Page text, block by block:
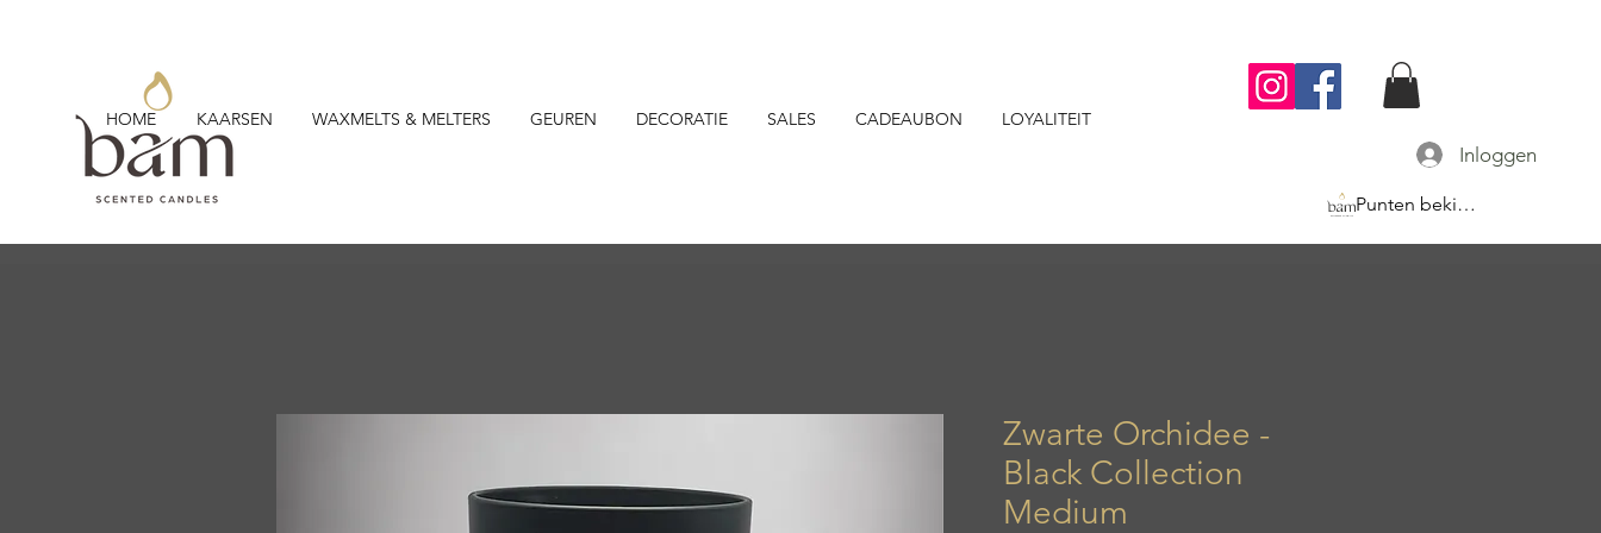
HOME KAARSEN WAXMELTS & MELTERS GEUREN DECORATIE SALES CADEAUBON LOYALITEIT
Inloggen
Punten bekijken
Zwarte Orchidee -
Black Collection
Medium